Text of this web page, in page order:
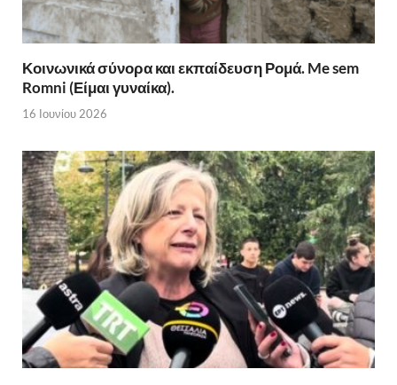
Κοινωνικά σύνορα και εκπαίδευση Ρομά. Me sem
Romni (Είμαι γυναίκα).
16 Ιουνίου 2026